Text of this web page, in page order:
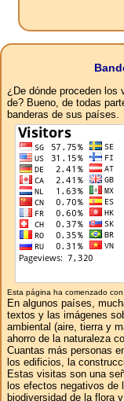
¿De dónde proceden los
de? Bueno, de todas
banderas de sus países.
Esta página ha comenzado
En algunos países,
textos y las imágenes
ambiental (aire, tierra y
ahorro de la naturaleza
Cuantas más personas
los edificios, la
Estas visitas son una
los efectos negativos de
biodiversidad de la flora